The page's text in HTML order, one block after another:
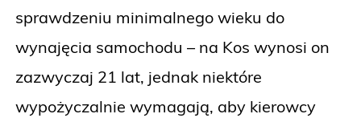
sprawdzeniu minimalnego wieku do
wynajęcia samochodu – na Kos wynosi on
zazwyczaj 21 lat, jednak niektóre
wypożyczalnie wymagają, aby kierowcy